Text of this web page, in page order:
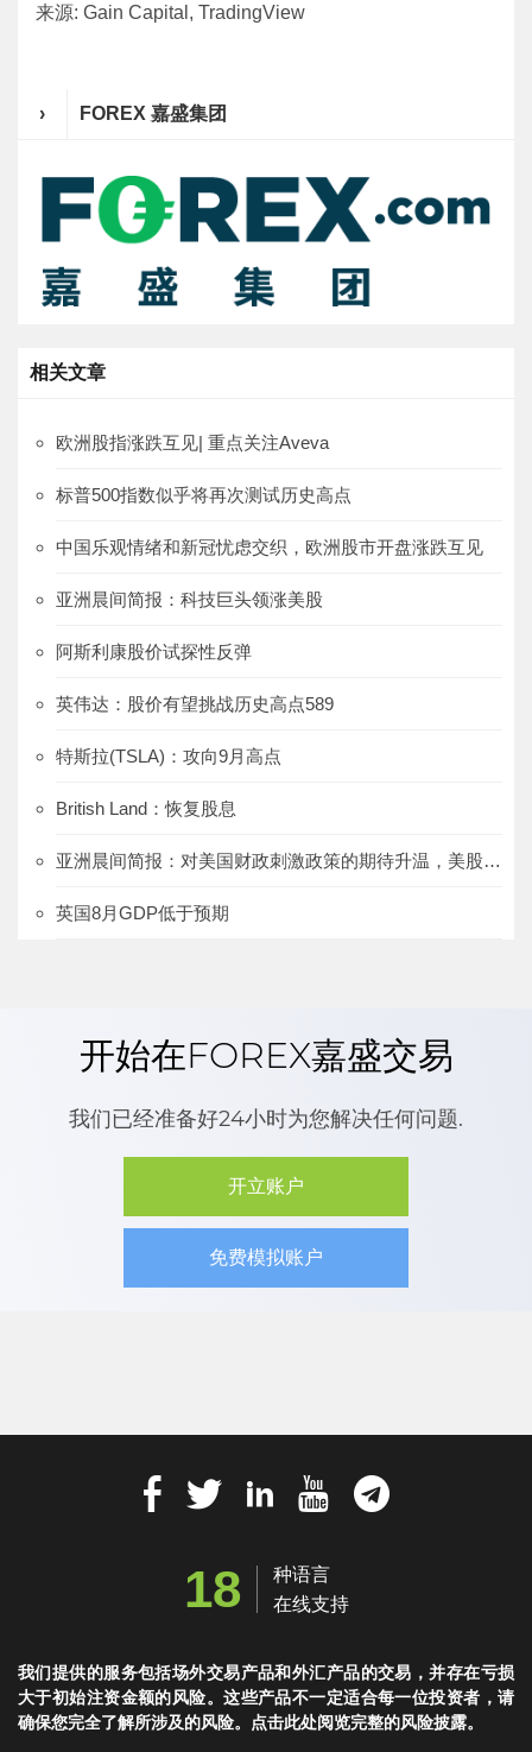
来源: Gain Capital, TradingView
› FOREX 嘉盛集团
相关文章
欧洲股指涨跌互见| 重点关注Aveva
标普500指数似乎将再次测试历史高点
中国乐观情绪和新冠忧虑交织，欧洲股市开盘涨跌互见
亚洲晨间简报：科技巨头领涨美股
阿斯利康股价试探性反弹
英伟达：股价有望挑战历史高点589
特斯拉(TSLA)：攻向9月高点
British Land：恢复股息
亚洲晨间简报：对美国财政刺激政策的期待升温，美股上涨、美元下跌
英国8月GDP低于预期
开始在FOREX嘉盛交易
我们已经准备好24小时为您解决任何问题.
开立账户
免费模拟账户
18
种语言
在线支持
我们提供的服务包括场外交易产品和外汇产品的交易，并存在亏损
大于初始注资金额的风险。这些产品不一定适合每一位投资者，请
确保您完全了解所涉及的风险。点击此处阅览完整的风险披露。